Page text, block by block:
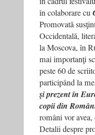
în colaborare cu
Promovată
Occidentală,
la Moscova, în
mai importanţi
peste 60 de
participând la
şi prezent în
copii din
români vor
Detalii despre